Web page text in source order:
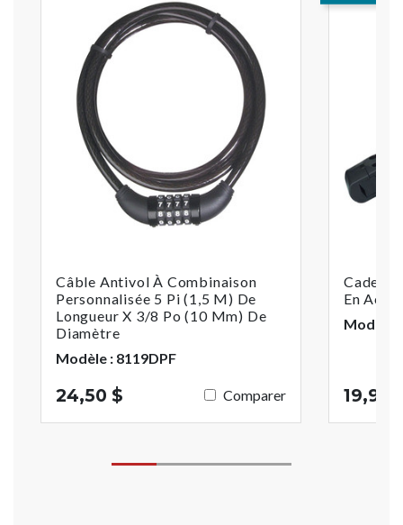
Câble Antivol À Combinaison
Personnalisée 5 Pi (1,5 M) De
Longueur X 3/8 Po (10 Mm) De
Diamètre
Modèle : 8119DPF
24,50 $ Comparer
En
Modèle
19,99